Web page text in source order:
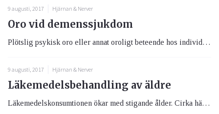
9 augusti, 2017 Hjärnan & Nerver
Oro vid demenssjukdom
Plötslig psykisk oro eller annat oroligt beteende hos individ med demenssjukdom.
9 augusti, 2017 Hjärnan & Nerver
Läkemedelsbehandling av äldre
Läkemedelskonsumtionen ökar med stigande ålder. Cirka hälften av alla läkemedel som förskrivs på recept, konsumeras av p...